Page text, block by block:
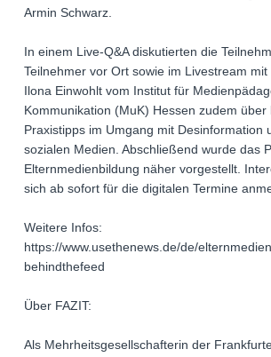
Armin Schwarz.
In einem Live-Q&A diskutierten die
Teilnehmer vor Ort sowie im Livestream
Ilona Einwohlt vom Institut für
Kommunikation (MuK) Hessen zudem über
Praxistipps im Umgang mit Desinformation
sozialen Medien. Abschließend wurde das
Elternmedienbildung näher vorgestellt.
sich ab sofort für die digitalen Termine
Weitere Infos:
https://www.usethenews.de/de/
behindthefeed
Über FAZIT:
Als Mehrheitsgesellschafterin der